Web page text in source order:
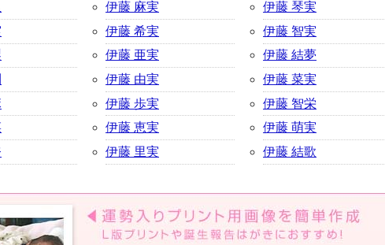
伊藤 麻実
伊藤 希実
伊藤 亜実
伊藤 由実
伊藤 歩実
伊藤 恵実
伊藤 里実
伊藤 琴実
伊藤 智実
伊藤 結夢
伊藤 菜実
伊藤 智栄
伊藤 萌実
伊藤 結歌